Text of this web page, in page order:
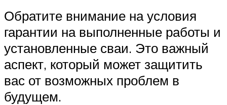
Обратите внимание на условия
гарантии на выполненные работы и
установленные сваи. Это важный
аспект, который может защитить
вас от возможных проблем в
будущем.